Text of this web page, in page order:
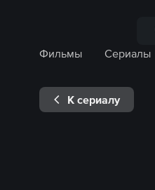
Фильмы
Сериалы
К сериалу